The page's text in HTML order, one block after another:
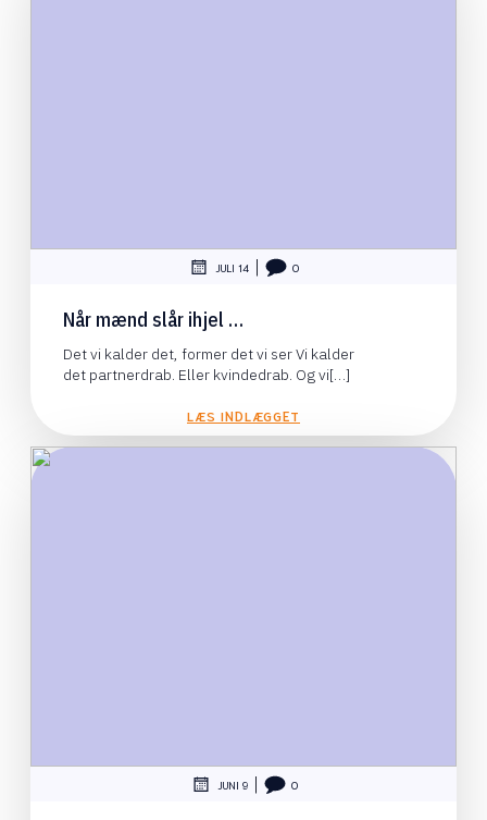
JULI 14 0
Når mænd slår ihjel …
Det vi kalder det, former det vi ser Vi kalder
det partnerdrab. Eller kvindedrab. Og vi[…]
LÆS INDLÆGGET
JUNI 9 0